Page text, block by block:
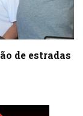
de estradas